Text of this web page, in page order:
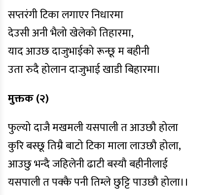
सप्तरंगी टिका लगाएर निधारमा
देउसी अनी भैलो खेलेको तिहारमा,
याद आउछ दाजुभाईको रून्छू म बहीनी
उता रुदै होलान दाजुभाई खाडी बिहारमा।
मुक्तक (२)
फुल्यो दाजै मखमली यसपाली त आउछौ होला
कुरि बस्छू तिम्रै बाटो टिका माला लाउछौ होला,
आउछु भन्दै जहिलेनी ढाटी बस्यौ बहीनीलाई
यसपाली त पक्कै पनी तिम्ले छुट्टि पाउछौ होला।।